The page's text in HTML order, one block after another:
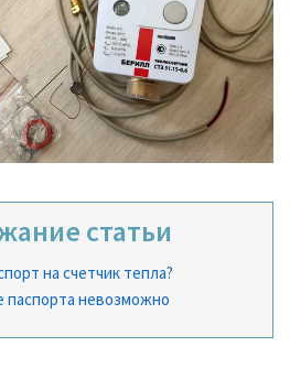
статьи
на счетчик тепла?
паспорта невозможно